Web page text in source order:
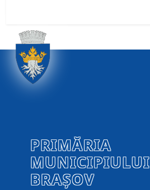
PRIMĂRIA
MUNICIPIULUI
BRAȘOV